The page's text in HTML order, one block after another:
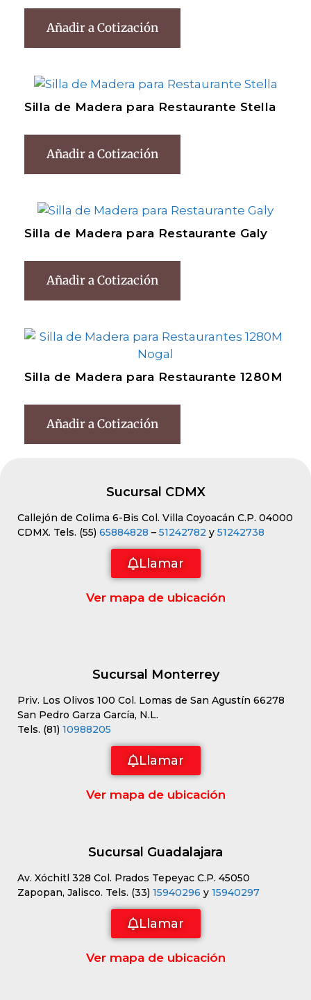
Añadir a Cotización
Silla de Madera para Restaurante Stella
Añadir a Cotización
Silla de Madera para Restaurante Galy
Añadir a Cotización
Silla de Madera para Restaurante 1280M
Añadir a Cotización
Sucursal CDMX
Callejón de Colima 6-Bis Col. Villa Coyoacán C.P. 04000
CDMX. Tels. (55) 65884828 – 51242782 y 51242738
Llamar
Ver mapa de ubicación
Sucursal Monterrey
Priv. Los Olivos 100 Col. Lomas de San Agustín 66278
San Pedro Garza García, N.L.
Tels. (81) 10988205
Llamar
Ver mapa de ubicación
Sucursal Guadalajara
Av. Xóchitl 328 Col. Prados Tepeyac C.P. 45050
Zapopan, Jalisco. Tels. (33) 15940296 y 15940297
Llamar
Ver mapa de ubicación